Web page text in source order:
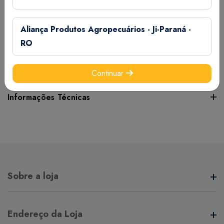
direta , manter afastado de produtos tóxicos, uma vez aerto
o pacote , guarde sempre bem fechado, para conservar
suas qualidades nutricionais e evitar contaminação, após
aberto consumir em até 15 dias. USO PRODIBIDO NA
ALIMENTAÇÃO DE RUMINANTES.
Informações Técnicas
Sobre a loja
A Aliança Distribuidora é referência no mercado de
Endereço da Loja
Aliança Produtos Agropecuários - Ji-Paraná -
RO
Continuar